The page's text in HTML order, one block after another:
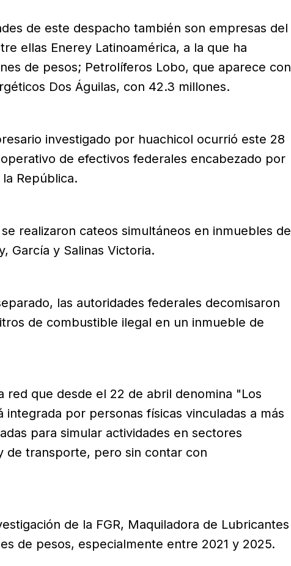
de este despacho también son empresas del
ellas Enerey Latinoamérica, a la que ha
de pesos; Petrolíferos Lobo, que aparece con
Dos Águilas, con 42.3 millones.
investigado por huachicol ocurrió este 28
de efectivos federales encabezado por
República.
realizaron cateos simultáneos en inmuebles de
García y Salinas Victoria.
las autoridades federales decomisaron
de combustible ilegal en un inmueble de
red que desde el 22 de abril denomina "Los
integrada por personas físicas vinculadas a más
para simular actividades en sectores
de transporte, pero sin contar con
de la FGR, Maquiladora de Lubricantes
de pesos, especialmente entre 2021 y 2025.